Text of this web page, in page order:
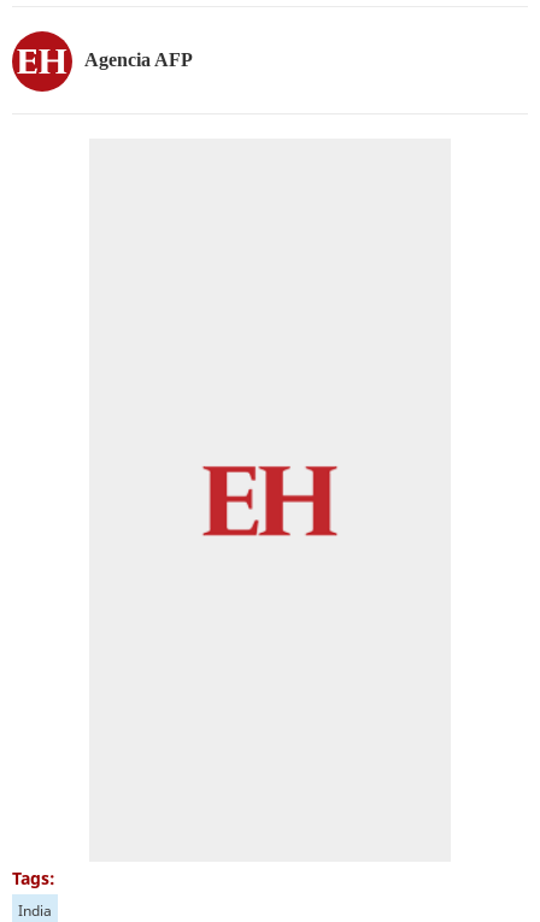
Agencia AFP
Tags:
India